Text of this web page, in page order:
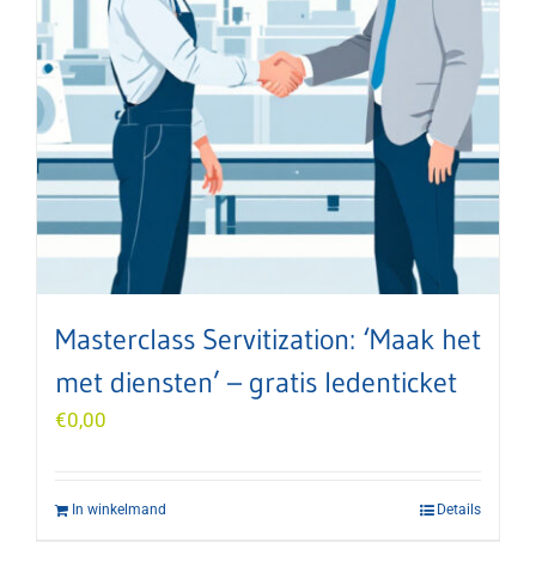
Masterclass Servitization: ‘Maak het
met diensten’ – gratis ledenticket
€0,00
In winkelmand Details